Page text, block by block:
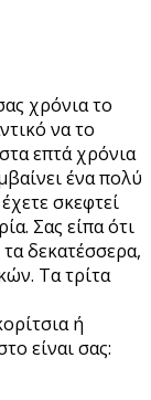
χρόνια το
να το
επτά χρόνια
ένα πολύ
σκεφτεί
Σας είπα ότι
δεκατέσσερα,
Τα τρίτα
ή
είναι σας: